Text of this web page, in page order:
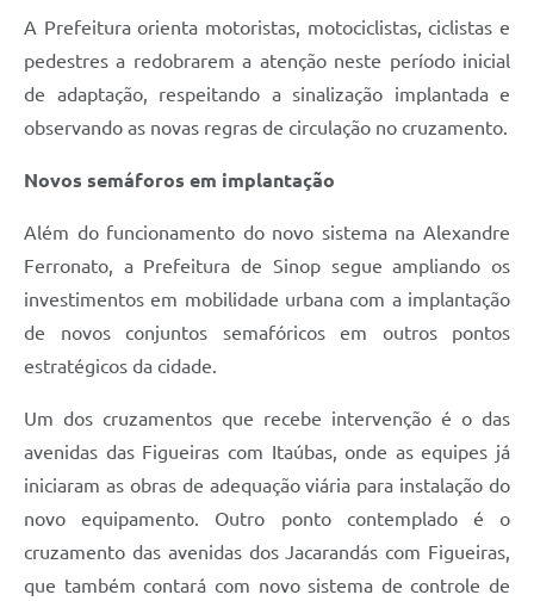
A Prefeitura orienta motoristas, motociclistas, ciclistas e
pedestres a redobrarem a atenção neste período inicial
de adaptação, respeitando a sinalização implantada e
observando as novas regras de circulação no cruzamento.
Novos semáforos em implantação
Além do funcionamento do novo sistema na Alexandre
Ferronato, a Prefeitura de Sinop segue ampliando os
investimentos em mobilidade urbana com a implantação
de novos conjuntos semafóricos em outros pontos
estratégicos da cidade.
Um dos cruzamentos que recebe intervenção é o das
avenidas das Figueiras com Itaúbas, onde as equipes já
iniciaram as obras de adequação viária para instalação do
novo equipamento. Outro ponto contemplado é o
cruzamento das avenidas dos Jacarandás com Figueiras,
que também contará com novo sistema de controle de